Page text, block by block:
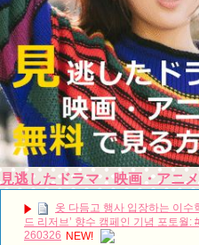
見逃したドラマ・映画・アニ
옷 다듬고 행사 입장하는 이수
드 리저브’ 향수 캠페인 기념 포토월
260326 NEW!